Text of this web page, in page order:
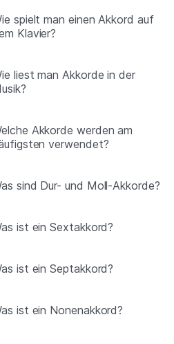
spielt man einen Akkord auf
Klavier?
liest man Akkorde in der
Akkorde werden am
verwendet?
sind Dur- und Moll-Akkorde?
ist ein Sextakkord?
ist ein Septakkord?
ist ein Nonenakkord?